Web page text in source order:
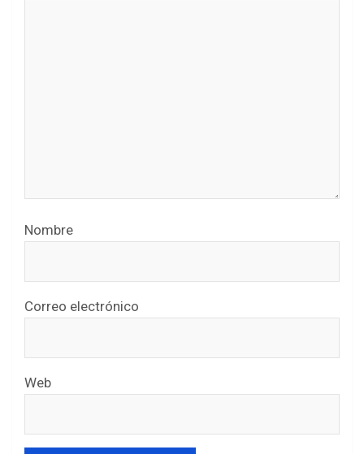
Nombre
Correo electrónico
Web